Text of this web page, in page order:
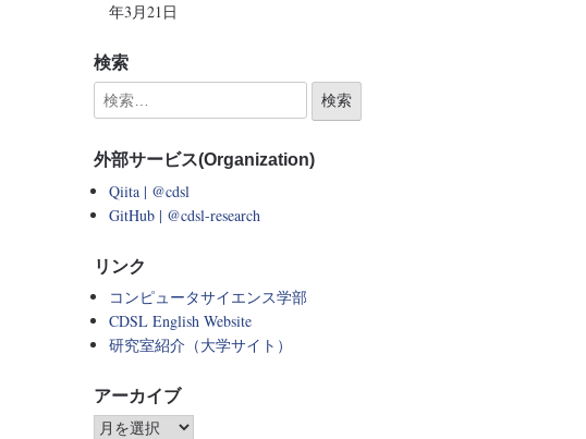
年3月21日
検索
外部サービス(Organization)
Qiita | @cdsl
GitHub | @cdsl-research
リンク
コンピュータサイエンス学部
CDSL English Website
研究室紹介（大学サイト）
アーカイブ